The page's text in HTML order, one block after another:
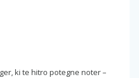
ki te hitro potegne noter –